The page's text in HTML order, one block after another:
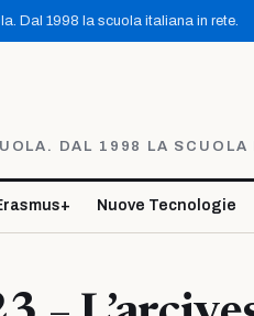
Dal 1998 la scuola italiana in rete.
DAL 1998 LA
Nuove Tecnologie